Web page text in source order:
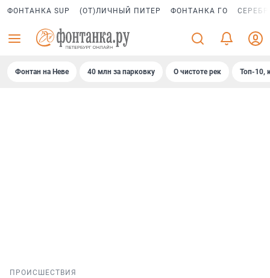
ФОНТАНКА SUP (ОТ)ЛИЧНЫЙ ПИТЕР ФОНТАНКА ГО
Фонтан на Неве 40 млн за парковку О чистоте рек Топ-10,
ПРОИСШЕСТВИЯ